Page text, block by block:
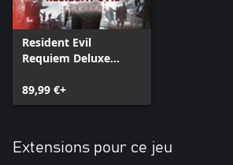
Resident Evil
Requiem Deluxe
89,99 €+
Extensions pour ce jeu